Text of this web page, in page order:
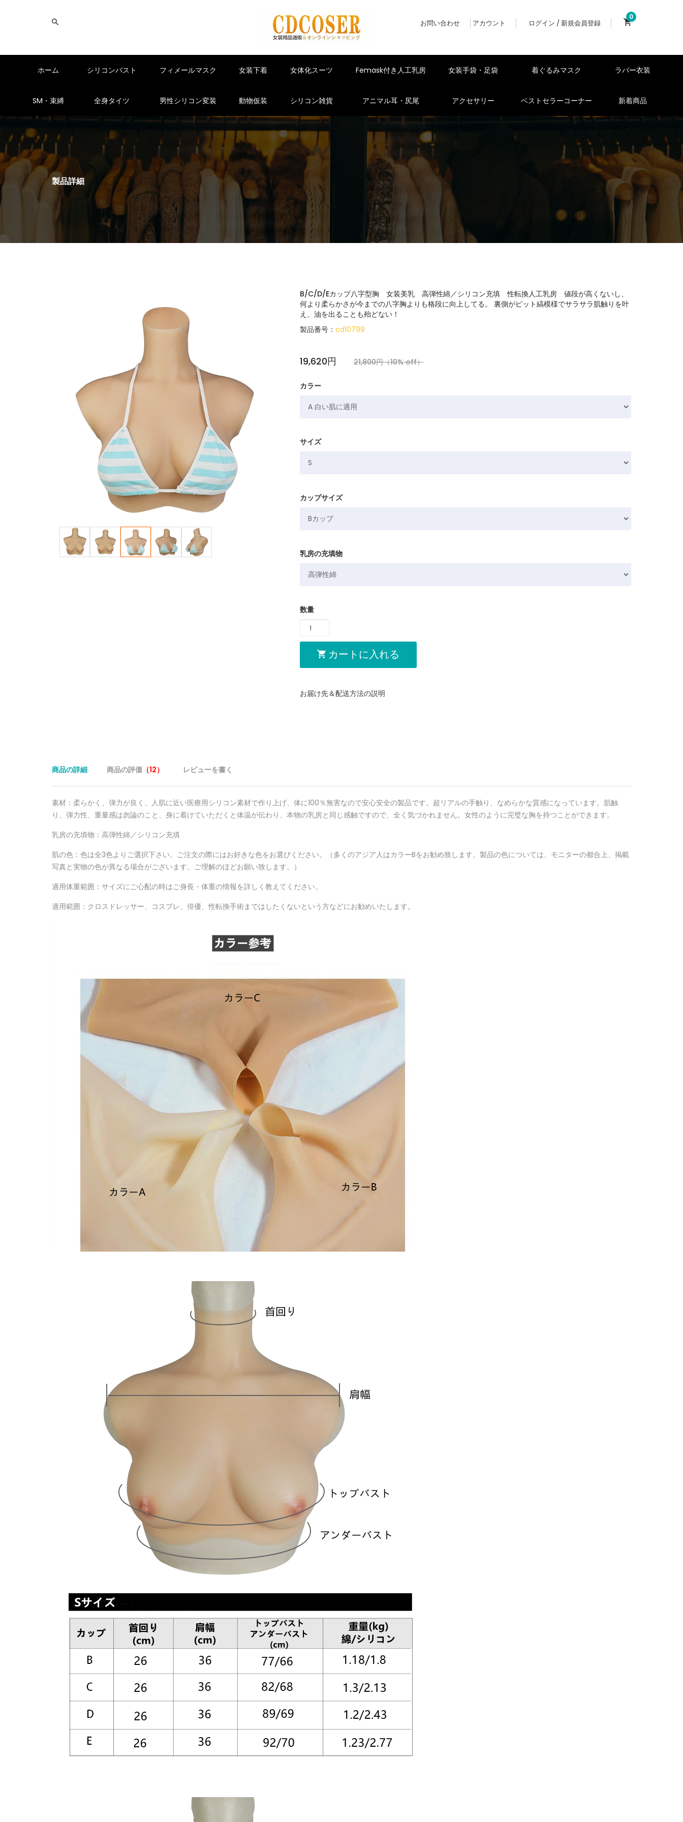
お問い合わせ アカウント ログイン / 新規会員登録
0
ホーム シリコンバスト フィメールマスク 女装下着 女体化スーツ Femask付き人工乳房 女装手袋・足袋 着ぐるみマスク ラバー衣装
SM・束縛 全身タイツ 男性シリコン変装 動物仮装 シリコン雑貨 アニマル耳・尻尾 アクセサリー ベストセラーコーナー 新着商品
製品詳細
B/C/D/Eカップ八字型胸 女装美乳 高弾性綿／シリコン充填 性転換人工乳房 値段が高くないし、
何より柔らかさが今までの八字胸よりも格段に向上してる。 裏側がピット縞模様でサラサラ肌触りを叶
え、油を出ることも殆どない！
製品番号： cd10799
19,620円 21,800円（10% off）
カラー
サイズ
カップサイズ
乳房の充填物
数量
カートに入れる
お届け先＆配送方法の説明
商品の詳細 商品の評価 （12） レビューを書く
素材：柔らかく、弾力が良く、人肌に近い医療用シリコン素材で作り上げ、体に100％無害なので安心安全の製品です。超リアルの手触り、なめらかな質感になっています。肌触
り、弾力性、重量感は勿論のこと、身に着けていただくと体温が伝わり、本物の乳房と同じ感触ですので、全く気づかれません。女性のように完璧な胸を持つことができます。
乳房の充填物：高弾性綿／シリコン充填
肌の色：色は全3色よりご選択下さい。ご注文の際にはお好きな色をお選びください。（多くのアジア人はカラーBをお勧め致します。製品の色については、モニターの都合上、掲載
写真と実物の色が異なる場合がございます。ご理解のほどお願い致します。）
適用体重範囲：サイズにご心配の時はご身長・体重の情報を詳しく教えてください。
適用範囲：クロスドレッサー、コスプレ、俳優、性転換手術まではしたくないという方などにお勧めいたします。